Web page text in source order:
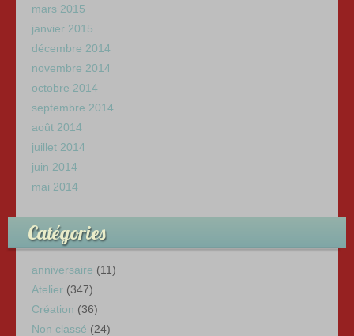
mars 2015
janvier 2015
décembre 2014
novembre 2014
octobre 2014
septembre 2014
août 2014
juillet 2014
juin 2014
mai 2014
Catégories
anniversaire (11)
Atelier (347)
Création (36)
Non classé (24)